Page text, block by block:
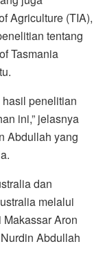
Agriculture (TIA),
tentang
Tasmania
penelitian
ini,” jelasnya
Abdullah yang
dan
melalui
Aron
Abdullah